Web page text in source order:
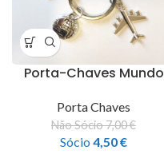
Porta-Chaves Mundo
Porta Chaves
Não Sócio7,00€
Sócio 4,50€